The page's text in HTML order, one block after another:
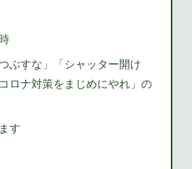
ぶすな」「シャッター開け
ロナ対策をまじめにやれ」の
す